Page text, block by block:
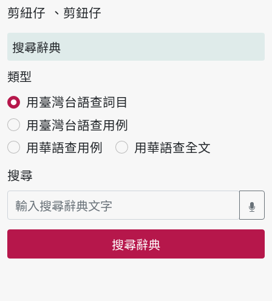
剪紐仔
剪鈕仔
搜尋辭典
類型
用臺灣台語查詞目
用臺灣台語查用例
用華語查用例
用華語查全文
搜尋
搜尋辭典